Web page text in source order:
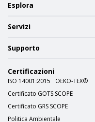
Esplora
Servizi
Supporto
Certificazioni
ISO 14001:2015
OEKO-TEX®
Certificato GOTS SCOPE
Certificato GRS SCOPE
Politica Ambientale